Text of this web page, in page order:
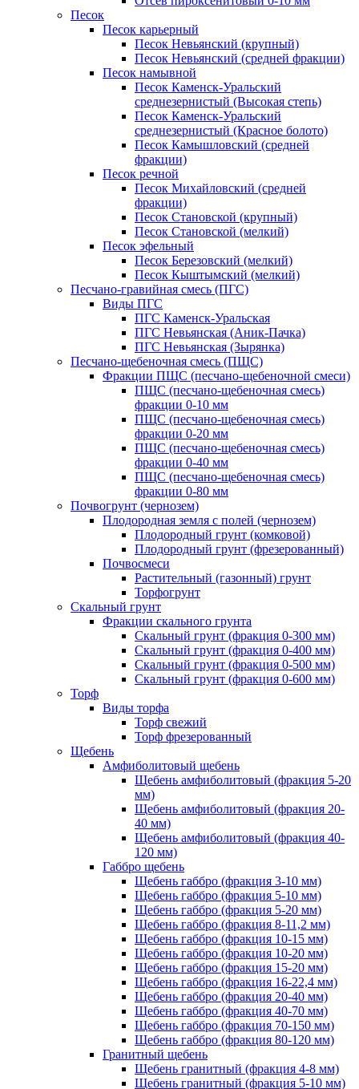
Песок
Песок карьерный
Песок Невьянский (крупный)
Песок Невьянский (средней фракции)
Песок намывной
Песок Каменск-Уральский
среднезернистый (Высокая степь)
Песок Каменск-Уральский
среднезернистый (Красное болото)
Песок Камышловский (средней
фракции)
Песок речной
Песок Михайловский (средней
фракции)
Песок Становской (крупный)
Песок Становской (мелкий)
Песок эфельный
Песок Березовский (мелкий)
Песок Кыштымский (мелкий)
Песчано-гравийная смесь (ПГС)
Виды ПГС
ПГС Каменск-Уральская
ПГС Невьянская (Аник-Пачка)
ПГС Невьянская (Зырянка)
Песчано-щебеночная смесь (ПЩС)
Фракции ПЩС (песчано-щебеночной смеси)
ПЩС (песчано-щебеночная смесь)
фракции 0-10 мм
ПЩС (песчано-щебеночная смесь)
фракции 0-20 мм
ПЩС (песчано-щебеночная смесь)
фракции 0-40 мм
ПЩС (песчано-щебеночная смесь)
фракции 0-80 мм
Почвогрунт (чернозем)
Плодородная земля с полей (чернозем)
Плодородный грунт (комковой)
Плодородный грунт (фрезерованный)
Почвосмеси
Растительный (газонный) грунт
Торфогрунт
Скальный грунт
Фракции скального грунта
Скальный грунт (фракция 0-300 мм)
Скальный грунт (фракция 0-400 мм)
Скальный грунт (фракция 0-500 мм)
Скальный грунт (фракция 0-600 мм)
Торф
Виды торфа
Торф свежий
Торф фрезерованный
Щебень
Амфиболитовый щебень
Щебень амфиболитовый (фракция 5-20
мм)
Щебень амфиболитовый (фракция 20-
40 мм)
Щебень амфиболитовый (фракция 40-
120 мм)
Габбро щебень
Щебень габбро (фракция 3-10 мм)
Щебень габбро (фракция 5-10 мм)
Щебень габбро (фракция 5-20 мм)
Щебень габбро (фракция 8-11,2 мм)
Щебень габбро (фракция 10-15 мм)
Щебень габбро (фракция 10-20 мм)
Щебень габбро (фракция 15-20 мм)
Щебень габбро (фракция 16-22,4 мм)
Щебень габбро (фракция 20-40 мм)
Щебень габбро (фракция 40-70 мм)
Щебень габбро (фракция 70-150 мм)
Щебень габбро (фракция 80-120 мм)
Гранитный щебень
Щебень гранитный (фракция 4-8 мм)
Щебень гранитный (фракция 5-10 мм)